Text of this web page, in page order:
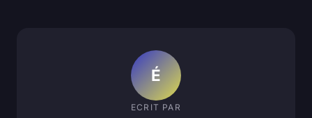
É
ECRIT PAR